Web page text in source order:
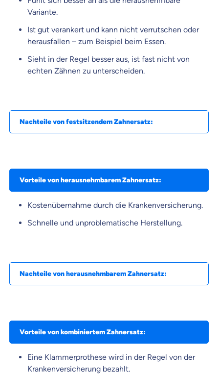
Variante.
Ist gut verankert und kann nicht verrutschen oder
herausfallen – zum Beispiel beim Essen.
Sieht in der Regel besser aus, ist fast nicht von
echten Zähnen zu unterscheiden.
Nachteile von festsitzendem Zahnersatz:
Vorteile von herausnehmbarem Zahnersatz:
Kostenübernahme durch die Krankenversicherung.
Schnelle und unproblematische Herstellung.
Nachteile von herausnehmbarem Zahnersatz:
Vorteile von kombiniertem Zahnersatz:
Eine Klammerprothese wird in der Regel von der
Krankenversicherung bezahlt.